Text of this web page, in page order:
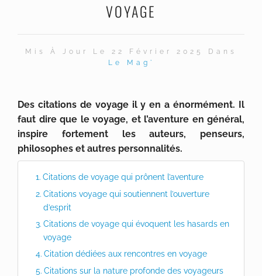
VOYAGE
Mis À Jour Le 22 Février 2025 Dans
Le Mag'
Des citations de voyage il y en a énormément. Il
faut dire que le voyage, et l’aventure en général,
inspire fortement les auteurs, penseurs,
philosophes et autres personnalités.
Citations de voyage qui prônent l’aventure
Citations voyage qui soutiennent l’ouverture
d’esprit
Citations de voyage qui évoquent les hasards en
voyage
Citation dédiées aux rencontres en voyage
Citations sur la nature profonde des voyageurs